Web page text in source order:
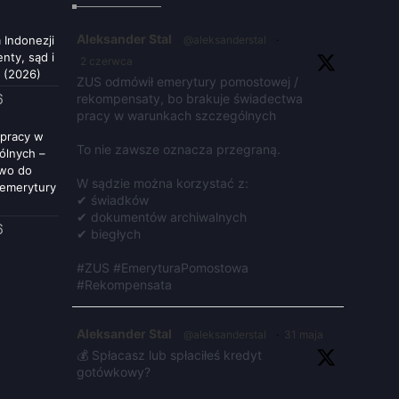
Indonezji
sąd i
(2026)
w
–
do
Aleksander Stal @aleksanderstal
·
2 czerwca
ZUS odmówił emerytury pomostowej /
rekompensaty, bo brakuje świadectwa
pracy w warunkach szczególnych
To nie zawsze oznacza przegraną.
W sądzie można korzystać z:
✔ świadków
✔ dokumentów archiwalnych
✔ biegłych
#ZUS #EmeryturaPomostowa
#Rekompensata
Aleksander Stal @aleksanderstal · 31 maja
💰 Spłacasz lub spłaciłeś kredyt
gotówkowy?